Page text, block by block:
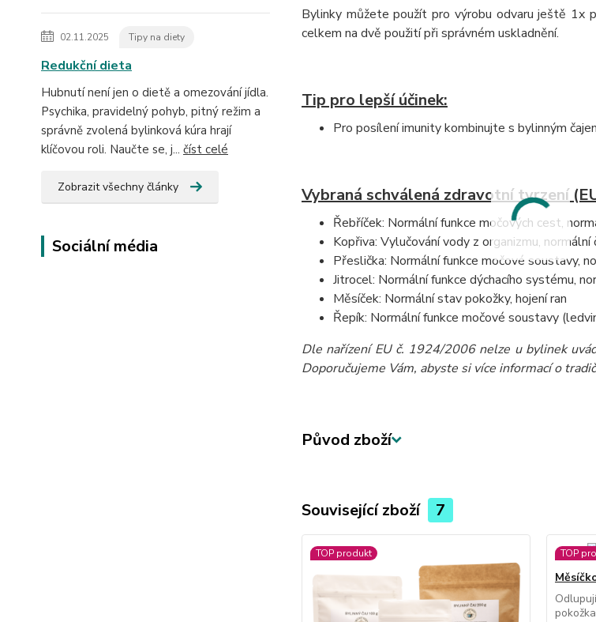
02.11.2025 Tipy na diety
Redukční dieta
Hubnutí není jen o dietě a omezování jídla.
Psychika, pravidelný pohyb, pitný režim a
správně zvolená bylinková kúra hrají
klíčovou roli. Naučte se, j... číst celé
Zobrazit všechny články
Sociální média
Bylinky můžete použít pro výrobu odvaru ještě 1x
celkem na dvě použití při správném uskladnění.
Tip pro lepší účinek:
Pro posílení imunity kombinujte s bylinným
Vybraná schválená zdravotní tvrzení
Řebříček: Normální funkce močových cest,
Kopřiva: Vylučování vody z organizmu,
Přeslička: Normální funkce močové soustavy,
Jitrocel: Normální funkce dýchacího systému,
Měsíček: Normální stav pokožky, hojení ran
Řepík: Normální funkce močové soustavy
Dle nařízení EU č. 1924/2006 nelze u bylinek
Doporučujeme Vám, abyste si více informací o
Původ zboží
Související zboží 7
TOP produkt TOP